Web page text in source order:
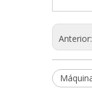
Anterior: